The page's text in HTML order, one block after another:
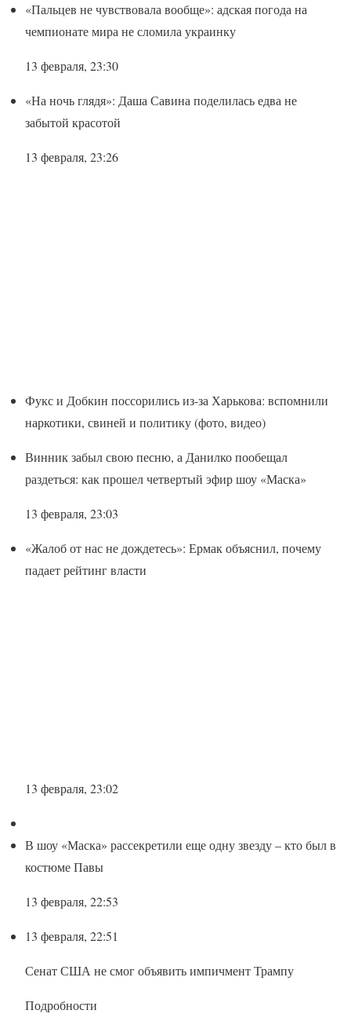
«Пальцев не чувствовала вообще»: адская погода на
чемпионате мира не сломила украинку
13 февраля, 23:30
«На ночь глядя»: Даша Савина поделилась едва не
забытой красотой
13 февраля, 23:26
Фукс и Добкин поссорились из-за Харькова: вспомнили
наркотики, свиней и политику (фото, видео)
Винник забыл свою песню, а Данилко пообещал
раздеться: как прошел четвертый эфир шоу «Маска»
13 февраля, 23:03
«Жалоб от нас не дождетесь»: Ермак объяснил, почему
падает рейтинг власти
13 февраля, 23:02
В шоу «Маска» рассекретили еще одну звезду – кто был в
костюме Павы
13 февраля, 22:53
13 февраля, 22:51
Сенат США не смог объявить импичмент Трампу
Подробности